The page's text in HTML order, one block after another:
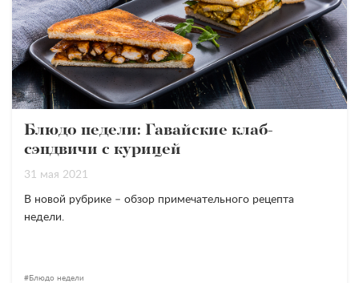
Блюдо недели: Гавайские клаб-
сэндвичи с курицей
31 мая 2021
В новой рубрике – обзор примечательного рецепта
недели.
Блюдо недели